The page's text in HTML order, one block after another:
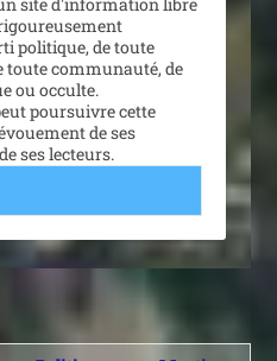
politique, de toute
toute communauté, de
ou occulte.
poursuivre cette
de ses
ses lecteurs.